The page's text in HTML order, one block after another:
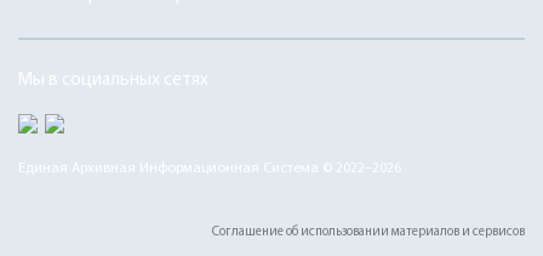
Мы в социальных сетях
Единая Архивная Информационная Система © 2022–2026
Соглашение об использовании материалов и сервисов